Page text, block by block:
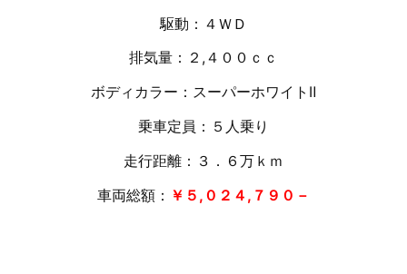
駆動：４ＷＤ
排気量：２,４ ００ｃｃ
ボディカラー：スーパーホワイトⅡ
乗車定員：５人乗り
走行距離：３．６万 ｋｍ
車両総額： ￥５,０２４,７９０－